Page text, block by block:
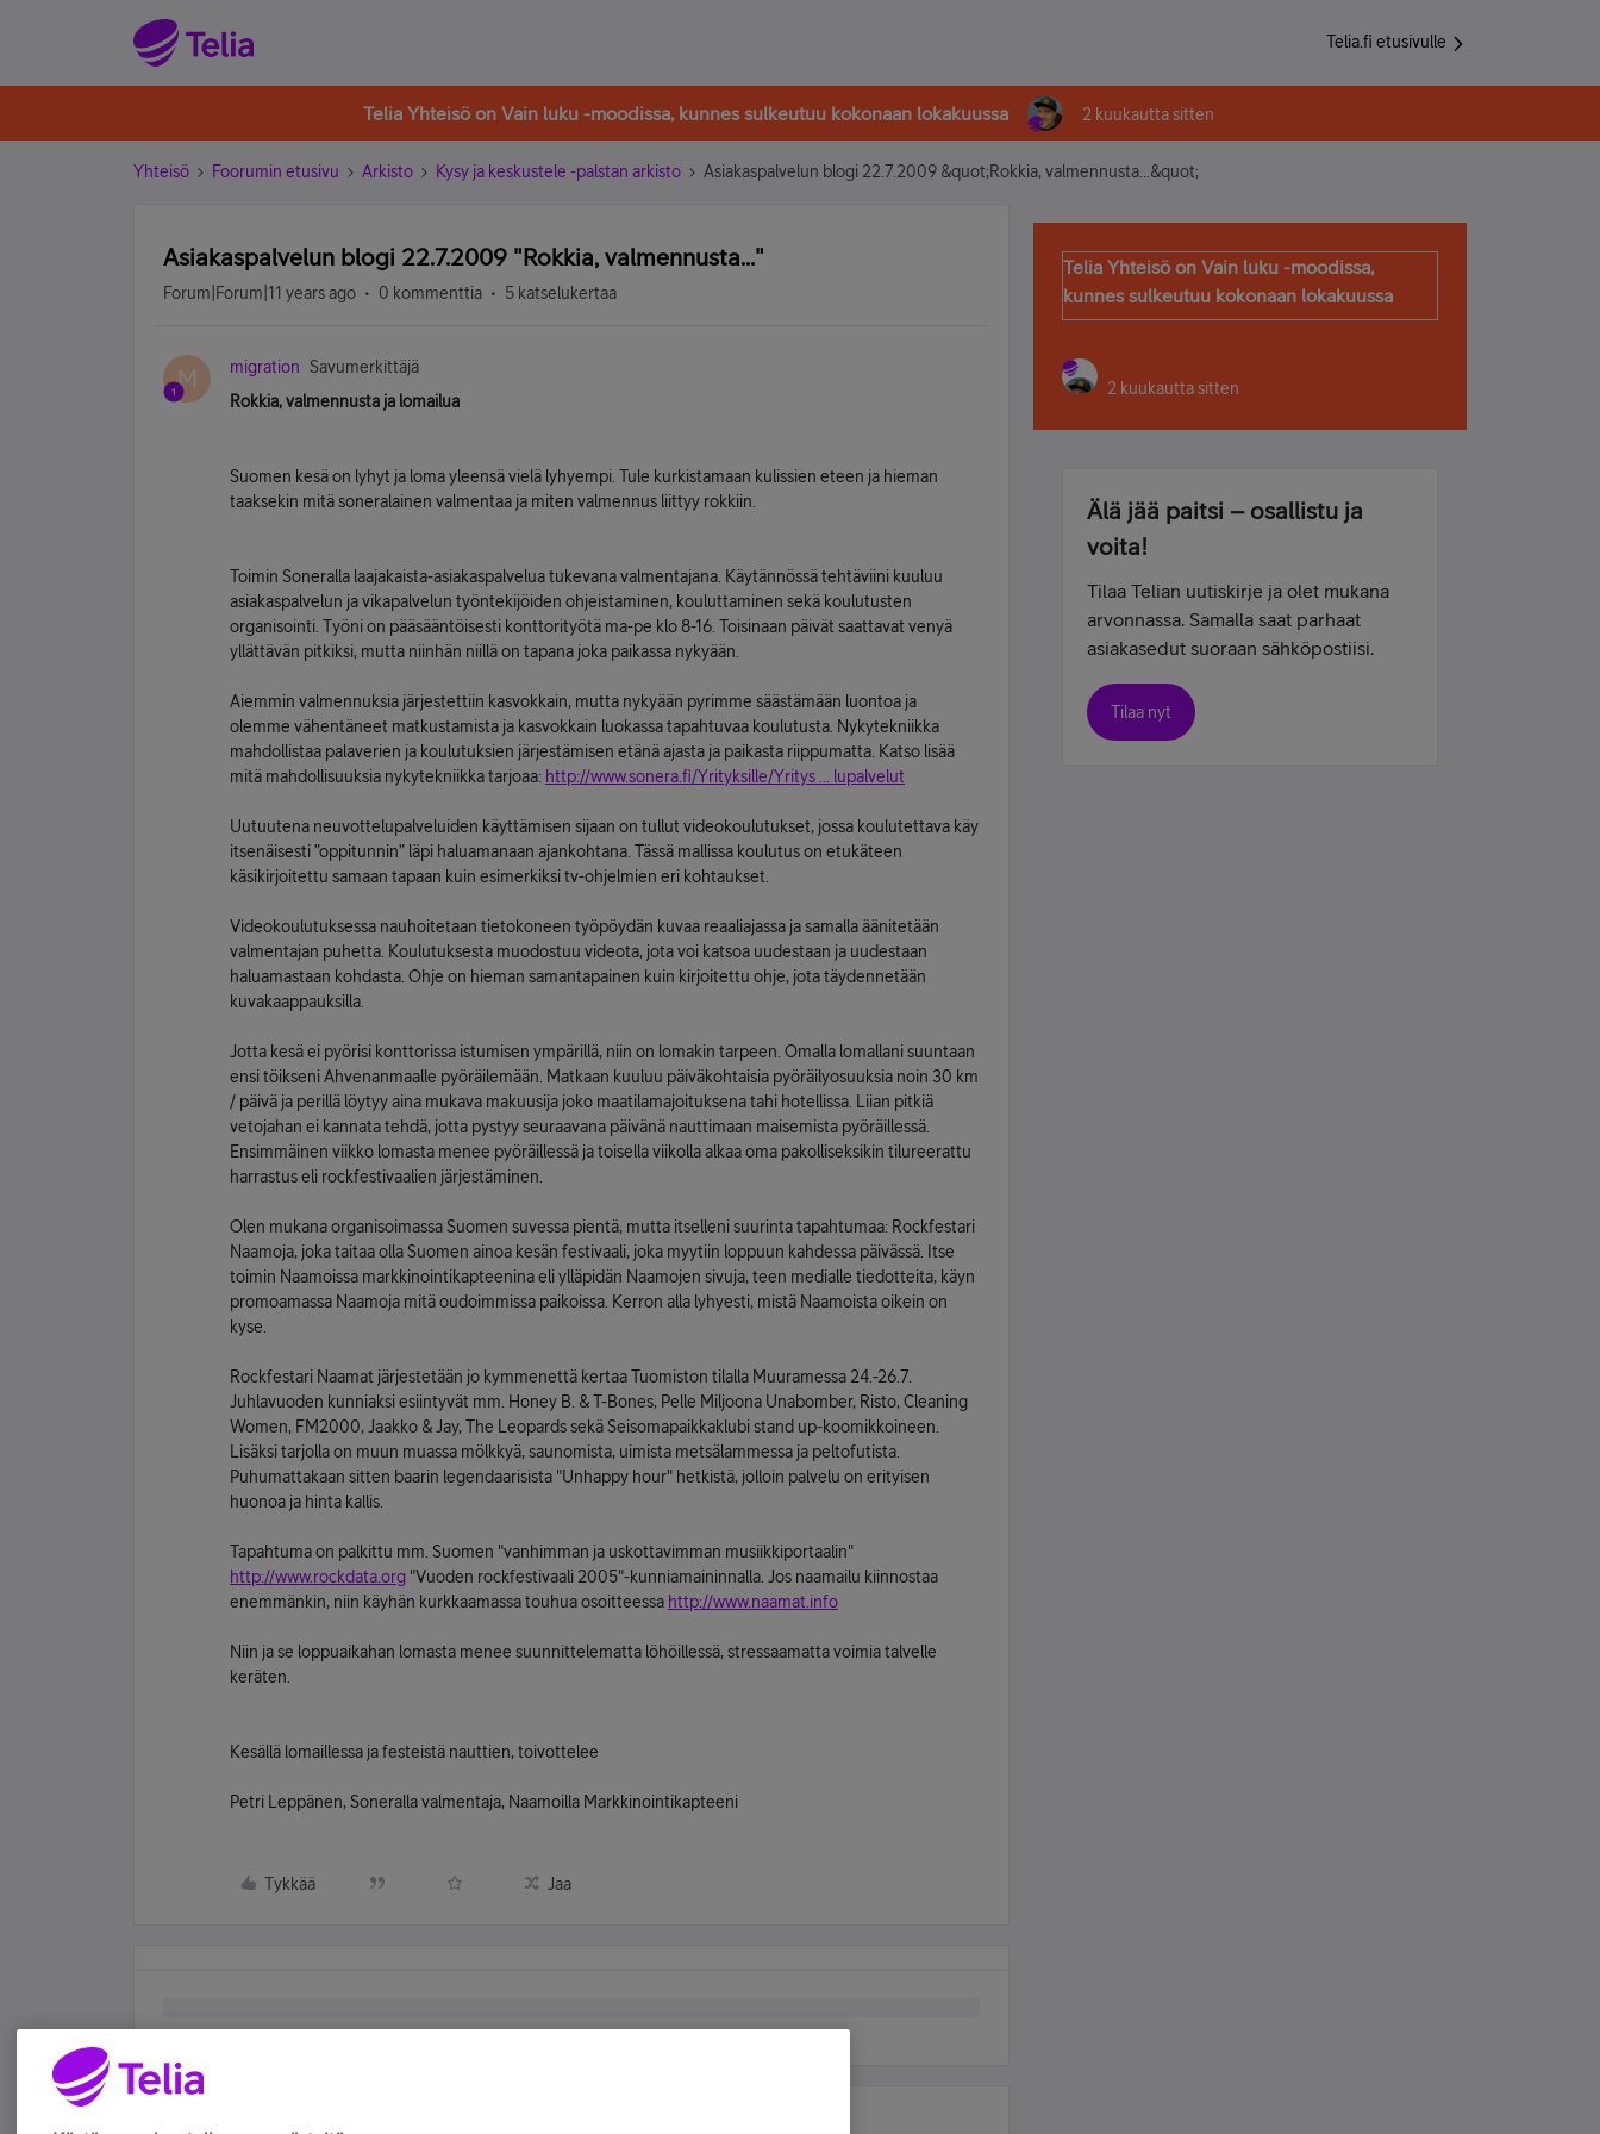
Telia.fi etusivulle
Telia Yhteisö on Vain luku -moodissa, kunnes sulkeutuu kokonaan lokakuussa 2 kuukautta sitten
Yhteisö Foorumin etusivu Arkisto Kysy ja keskustele -palstan arkisto Asiakaspalvelun blogi 22.7.2009 &quot;Rokkia, valmennusta...&quot;
Asiakaspalvelun blogi 22.7.2009 "Rokkia, valmennusta..."
Forum|Forum|11 years ago 0 kommenttia 5 katselukertaa
M migration
Savumerkittäjä
Rokkia, valmennusta ja lomailua
Suomen kesä on lyhyt ja loma yleensä vielä lyhyempi. Tule kurkistamaan kulissien eteen ja hieman
taaksekin mitä soneralainen valmentaa ja miten valmennus liittyy rokkiin.
Toimin Soneralla laajakaista-asiakaspalvelua tukevana valmentajana. Käytännössä tehtäviini kuuluu
asiakaspalvelun ja vikapalvelun työntekijöiden ohjeistaminen, kouluttaminen sekä koulutusten
organisointi. Työni on pääsääntöisesti konttorityötä ma-pe klo 8-16. Toisinaan päivät saattavat venyä
yllättävän pitkiksi, mutta niinhän niillä on tapana joka paikassa nykyään.
Aiemmin valmennuksia järjestettiin kasvokkain, mutta nykyään pyrimme säästämään luontoa ja
olemme vähentäneet matkustamista ja kasvokkain luokassa tapahtuvaa koulutusta. Nykytekniikka
mahdollistaa palaverien ja koulutuksien järjestämisen etänä ajasta ja paikasta riippumatta. Katso lisää
mitä mahdollisuuksia nykytekniikka tarjoaa: http://www.sonera.fi/Yrityksille/Yritys ... lupalvelut
Uutuutena neuvottelupalveluiden käyttämisen sijaan on tullut videokoulutukset, jossa koulutettava käy
itsenäisesti ”oppitunnin” läpi haluamanaan ajankohtana. Tässä mallissa koulutus on etukäteen
käsikirjoitettu samaan tapaan kuin esimerkiksi tv-ohjelmien eri kohtaukset.
Videokoulutuksessa nauhoitetaan tietokoneen työpöydän kuvaa reaaliajassa ja samalla äänitetään
valmentajan puhetta. Koulutuksesta muodostuu videota, jota voi katsoa uudestaan ja uudestaan
haluamastaan kohdasta. Ohje on hieman samantapainen kuin kirjoitettu ohje, jota täydennetään
kuvakaappauksilla.
Jotta kesä ei pyörisi konttorissa istumisen ympärillä, niin on lomakin tarpeen. Omalla lomallani suuntaan
ensi töikseni Ahvenanmaalle pyöräilemään. Matkaan kuuluu päiväkohtaisia pyöräilyosuuksia noin 30 km
/ päivä ja perillä löytyy aina mukava makuusija joko maatilamajoituksena tahi hotellissa. Liian pitkiä
vetojahan ei kannata tehdä, jotta pystyy seuraavana päivänä nauttimaan maisemista pyöräillessä.
Ensimmäinen viikko lomasta menee pyöräillessä ja toisella viikolla alkaa oma pakolliseksikin tilureerattu
harrastus eli rockfestivaalien järjestäminen.
Olen mukana organisoimassa Suomen suvessa pientä, mutta itselleni suurinta tapahtumaa: Rockfestari
Naamoja, joka taitaa olla Suomen ainoa kesän festivaali, joka myytiin loppuun kahdessa päivässä. Itse
toimin Naamoissa markkinointikapteenina eli ylläpidän Naamojen sivuja, teen medialle tiedotteita, käyn
promoamassa Naamoja mitä oudoimmissa paikoissa. Kerron alla lyhyesti, mistä Naamoista oikein on
kyse.
Rockfestari Naamat järjestetään jo kymmenettä kertaa Tuomiston tilalla Muuramessa 24.-26.7.
Juhlavuoden kunniaksi esiintyvät mm. Honey B. & T-Bones, Pelle Miljoona Unabomber, Risto, Cleaning
Women, FM2000, Jaakko & Jay, The Leopards sekä Seisomapaikkaklubi stand up-koomikkoineen.
Lisäksi tarjolla on muun muassa mölkkyä, saunomista, uimista metsälammessa ja peltofutista.
Puhumattakaan sitten baarin legendaarisista "Unhappy hour" hetkistä, jolloin palvelu on erityisen
huonoa ja hinta kallis.
Tapahtuma on palkittu mm. Suomen "vanhimman ja uskottavimman musiikkiportaalin"
http://www.rockdata.org "Vuoden rockfestivaali 2005"-kunniamaininnalla. Jos naamailu kiinnostaa
enemmänkin, niin käyhän kurkkaamassa touhua osoitteessa http://www.naamat.info
Niin ja se loppuaikahan lomasta menee suunnittelematta löhöillessä, stressaamatta voimia talvelle
keräten.
Kesällä lomaillessa ja festeistä nauttien, toivottelee
Petri Leppänen, Soneralla valmentaja, Naamoilla Markkinointikapteeni
Tykkää Jaa
Telia Yhteisö on Vain luku -moodissa,
kunnes sulkeutuu kokonaan lokakuussa
2 kuukautta sitten
Älä jää paitsi – osallistu ja
voita!
Tilaa Telian uutiskirje ja olet mukana
arvonnassa. Samalla saat parhaat
asiakasedut suoraan sähköpostiisi.
Tilaa nyt